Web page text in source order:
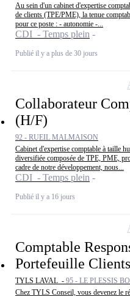
Au sein d'un cabinet d'expertise
de clients (TPE/PME), la tenue
pour ce poste : - autonomie -...
CDI - Temps plein
Publié il y a plus de 30 jours
Collaborateur
(H/F)
92 - RUEIL MALMAISON
Cabinet d'expertise comptable à taille
diversifiée composée de TPE, PME,
cadre de notre développement, nous...
CDI - Temps plein
Publié il y a 16 jours
Comptable
Portefeuille
TYLS LAVAL - 95 - LE PLESSIS
Chez TYLS Conseil, vous devenez le